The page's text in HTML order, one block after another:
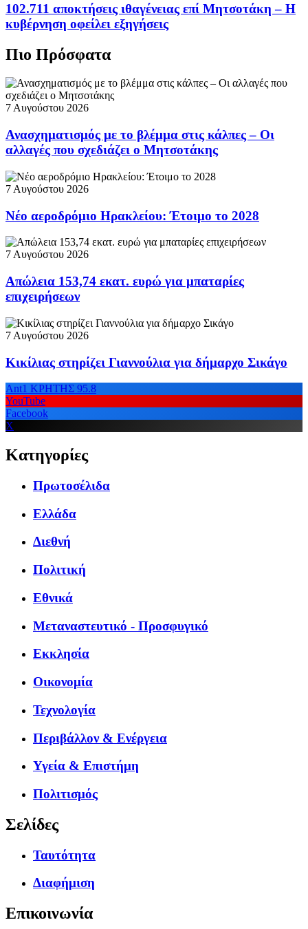
102.711 αποκτήσεις ιθαγένειας επί Μητσοτάκη – Η
κυβέρνηση οφείλει εξηγήσεις
Πιο Πρόσφατα
7 Αυγούστου 2026
Ανασχηματισμός με το βλέμμα στις κάλπες – Οι
αλλαγές που σχεδιάζει ο Μητσοτάκης
7 Αυγούστου 2026
Νέο αεροδρόμιο Ηρακλείου: Έτοιμο το 2028
7 Αυγούστου 2026
Απώλεια 153,74 εκατ. ευρώ για μπαταρίες
επιχειρήσεων
7 Αυγούστου 2026
Κικίλιας στηρίζει Γιαννούλια για δήμαρχο Σικάγο
Ant1 ΚΡΗΤΗΣ 95.8
YouTube
Facebook
X
Κατηγορίες
Πρωτοσέλιδα
Ελλάδα
Διεθνή
Πολιτική
Εθνικά
Μεταναστευτικό - Προσφυγικό
Εκκλησία
Οικονομία
Τεχνολογία
Περιβάλλον & Ενέργεια
Υγεία & Επιστήμη
Πολιτισμός
Σελίδες
Ταυτότητα
Διαφήμιση
Επικοινωνία